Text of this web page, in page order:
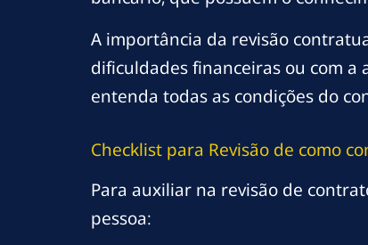
A importância da revisão
dificuldades financeiras ou com a
entenda todas as condições do
Checklist para Revisão de como
Para auxiliar na revisão de
pessoa: